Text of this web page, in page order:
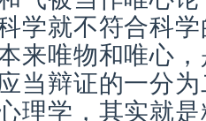
学就不符合科
来唯物和唯心
当辩证的一分
理学，其实就